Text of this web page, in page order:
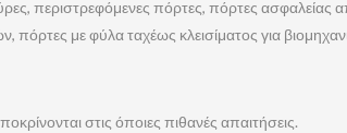
περιστρεφόμενες πόρτες, πόρτες ασφαλείας
με φύλα ταχέως κλεισίματος για
στις όποιες πιθανές απαιτήσεις.